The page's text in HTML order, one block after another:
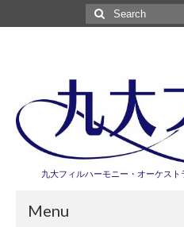
Search
for:
九大フィルハーモニー・オーケスト
Menu